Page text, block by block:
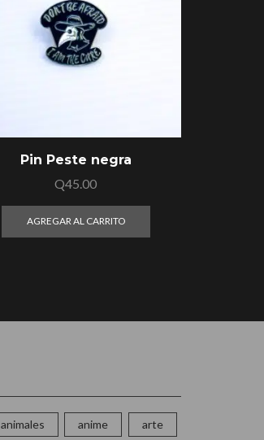
Pin Peste negra
Q45.00
AGREGAR AL CARRITO
animales anime arte